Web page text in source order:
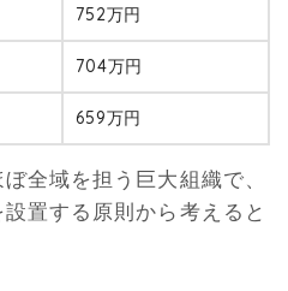
752万円
704万円
659万円
全域を担う巨大組織で、
置する原則から考えると